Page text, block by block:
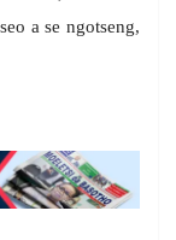
a se ngotseng,